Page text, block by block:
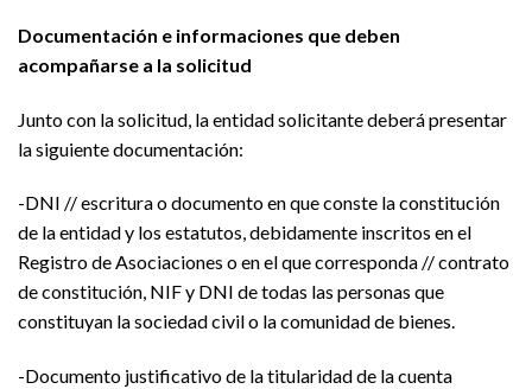
Documentación e informaciones que deben
acompañarse a la solicitud
Junto con la solicitud, la entidad solicitante deberá presentar
la siguiente documentación:
-DNI // escritura o documento en que conste la constitución
de la entidad y los estatutos, debidamente inscritos en el
Registro de Asociaciones o en el que corresponda // contrato
de constitución, NIF y DNI de todas las personas que
constituyan la sociedad civil o la comunidad de bienes.
-Documento justificativo de la titularidad de la cuenta